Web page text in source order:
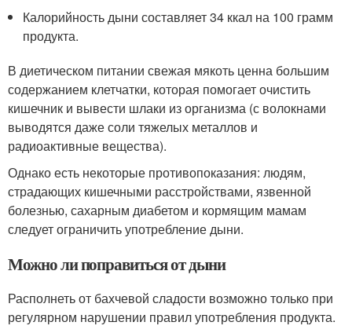
Калорийность дыни составляет 34 ккал на 100 грамм
продукта.
В диетическом питании свежая мякоть ценна большим
содержанием клетчатки, которая помогает очистить
кишечник и вывести шлаки из организма (с волокнами
выводятся даже соли тяжелых металлов и
радиоактивные вещества).
Однако есть некоторые противопоказания: людям,
страдающих кишечными расстройствами, язвенной
болезнью, сахарным диабетом и кормящим мамам
следует ограничить употребление дыни.
Можно ли поправиться от дыни
Располнеть от бахчевой сладости возможно только при
регулярном нарушении правил употребления продукта.